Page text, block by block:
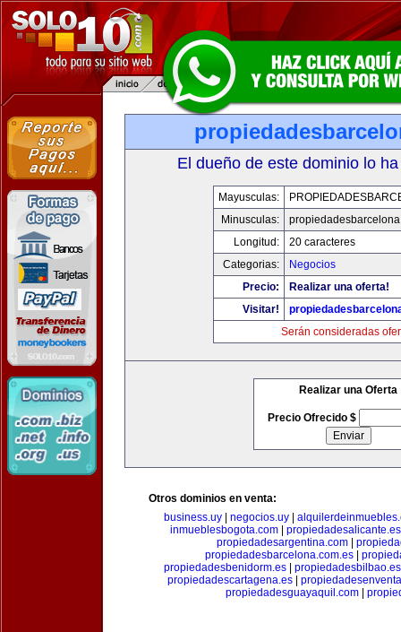
El dueño de este dominio lo
Mayusculas:
Minusculas:
Longitud:
20 caracteres
Categorias:
Negocios
Precio:
Realizar una oferta!
Visitar!
Serán consideradas
Realizar una Oferta
Precio Ofrecido $
Otros dominios en venta:
business.uy
negocios.uy
inmueblesbogota.com| propiedadesalicante.es
propiedadesargentina.com|
propiedadesbarcelona.com.es|
propiedadesbenidorm.es
propiedadesbilbao.es
propiedadescartagena.es|
propiedadesguayaquil.com|